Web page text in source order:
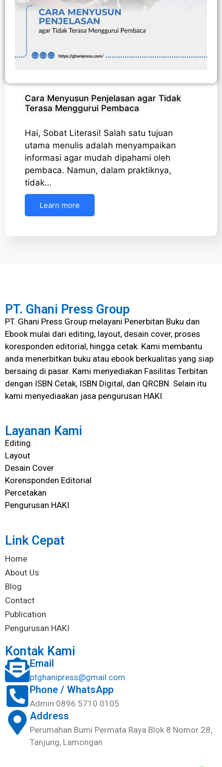
Cara Menyusun Penjelasan agar Tidak
Terasa Menggurui Pembaca
Hai, Sobat Literasi! Salah satu tujuan
utama menulis adalah menyampaikan
informasi agar mudah dipahami oleh
pembaca. Namun, dalam praktiknya,
tidak…
Learn more
PT. Ghani Press Group
PT. Ghani Press Group melayani Penerbitan Buku dan
Ebook mulai dari editing, layout, desain cover, proses
koresponden editorial, hingga cetak. Kami membantu
anda menerbitkan buku atau ebook berkualitas yang siap
bersaing di pasar. Kami menyediakan Fasilitas Terbitan
dengan ISBN Cetak, ISBN Digital, dan QRCBN. Selain itu
kami menyediaakan jasa pengurusan HAKI.
Layanan Kami
Editing
Layout
Desain Cover
Korensponden Editorial
Percetakan
Pengurusan HAKI
Link Cepat
Home
About Us
Blog
Contact
Publication
Pengurusan HAKI
Kontak Kami
Email
ptghanipress@gmail.com
Phone / WhatsApp
Admin 0896 5710 0105
Address
Perumahan Bumi Permata Raya Blok 8 Nomor 28,
Tanjung, Lamongan